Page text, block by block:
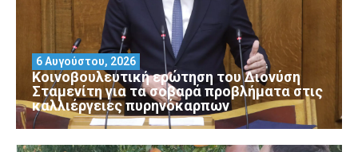
Κοινοβουλευτική ερώτηση του Διονύση
Σταμενίτη για τα σοβαρά προβλήματα στις
καλλιέργειες πυρηνόκαρπων
6 Αυγούστου, 2026